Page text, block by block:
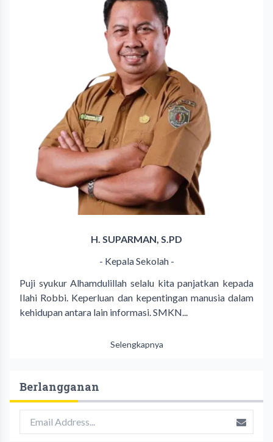
H. SUPARMAN, S.PD
- Kepala Sekolah -
Puji syukur Alhamdulillah selalu kita panjatkan kepada
Ilahi Robbi. Keperluan dan kepentingan manusia dalam
kehidupan antara lain informasi. SMKN...
Selengkapnya
Berlangganan